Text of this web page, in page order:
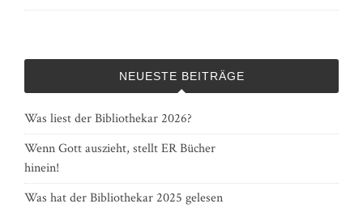
NEUESTE BEITRÄGE
Was liest der Bibliothekar 2026?
Wenn Gott auszieht, stellt ER Bücher
hinein!
Was hat der Bibliothekar 2025 gelesen